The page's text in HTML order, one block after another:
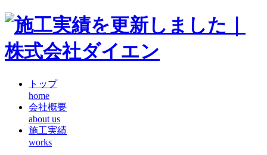
トップ
home
会社概要
about us
施工実績
works